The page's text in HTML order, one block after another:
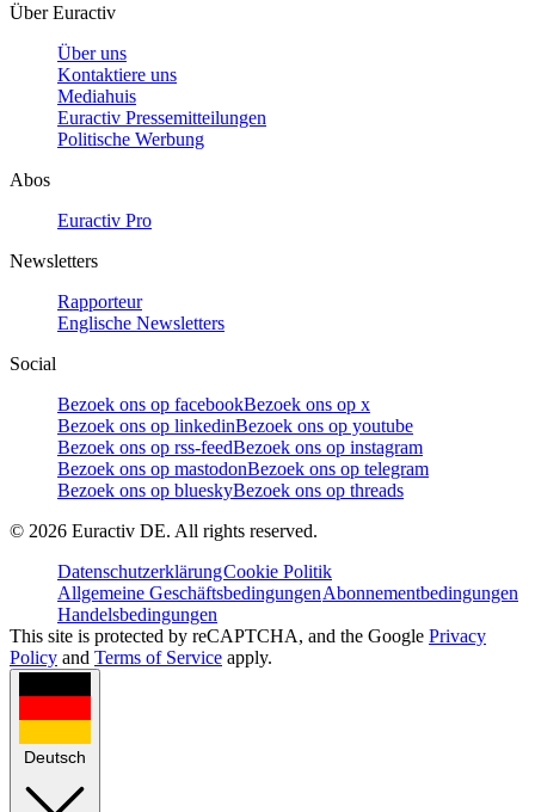
Über Euractiv
Über uns
Kontaktiere uns
Mediahuis
Euractiv Pressemitteilungen
Politische Werbung
Abos
Euractiv Pro
Newsletters
Rapporteur
Englische Newsletters
Social
Bezoek ons op facebookBezoek ons op x
Bezoek ons op linkedinBezoek ons op youtube
Bezoek ons op rss-feedBezoek ons op instagram
Bezoek ons op mastodonBezoek ons op telegram
Bezoek ons op blueskyBezoek ons op threads
© 2026 Euractiv DE. All rights reserved.
DatenschutzerklärungCookie Politik
Allgemeine GeschäftsbedingungenAbonnementbedingungen
Handelsbedingungen
This site is protected by reCAPTCHA, and the Google Privacy
Policy and Terms of Service apply.
Deutsch